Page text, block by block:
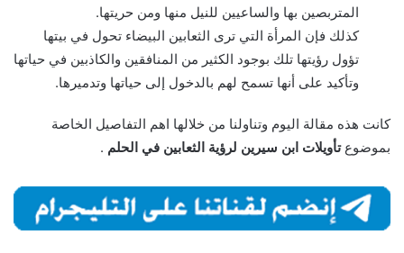
المتربصين بها والساعيين للنيل منها ومن حريتها.
كذلك فإن المرأة التي ترى الثعابين البيضاء تحول في بيتها
تؤول رؤيتها تلك بوجود الكثير من المنافقين والكاذبين في حياتها
وتأكيد على أنها تسمح لهم بالدخول إلى حياتها وتدميرها.
كانت هذه مقالة اليوم وتناولنا من خلالها اهم التفاصيل الخاصة
بموضوعتأويلات ابن سيرين لرؤية الثعابين في الحلم .